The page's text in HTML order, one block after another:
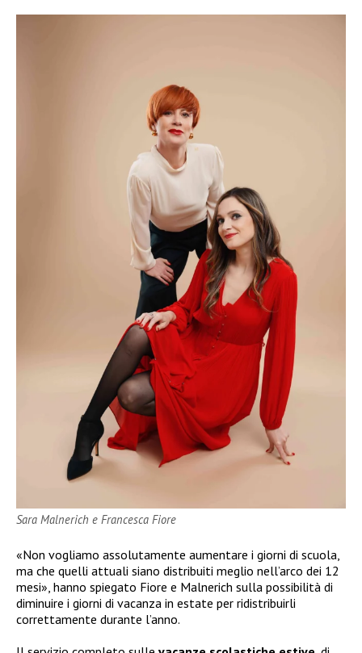
Sara Malnerich e Francesca Fiore
«Non vogliamo assolutamente aumentare i giorni di scuola,
ma che quelli attuali siano distribuiti meglio nell’arco dei 12
mesi», hanno spiegato Fiore e Malnerich sulla possibilità di
diminuire i giorni di vacanza in estate per ridistribuirli
correttamente durante l’anno.